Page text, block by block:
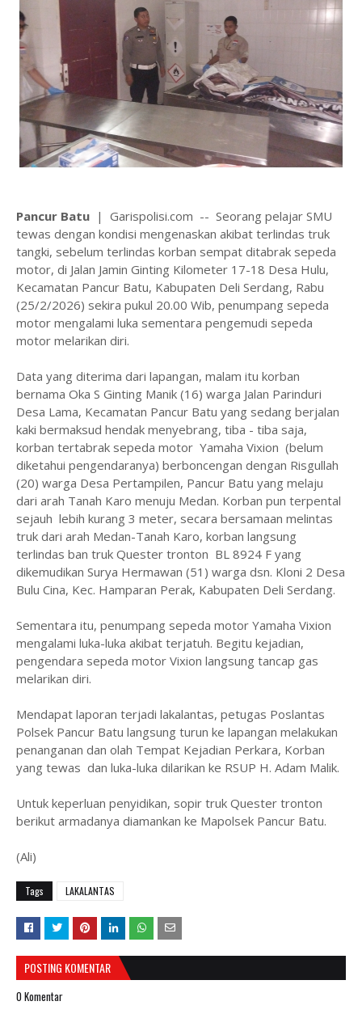
Pancur Batu | Garispolisi.com -- Seorang pelajar SMU
tewas dengan kondisi mengenaskan akibat terlindas truk
tangki, sebelum terlindas korban sempat ditabrak sepeda
motor, di Jalan Jamin Ginting Kilometer 17-18 Desa Hulu,
Kecamatan Pancur Batu, Kabupaten Deli Serdang, Rabu
(25/2/2026) sekira pukul 20.00 Wib, penumpang sepeda
motor mengalami luka sementara pengemudi sepeda
motor melarikan diri.
Data yang diterima dari lapangan, malam itu korban
bernama Oka S Ginting Manik (16) warga Jalan Parinduri
Desa Lama, Kecamatan Pancur Batu yang sedang berjalan
kaki bermaksud hendak menyebrang, tiba - tiba saja,
korban tertabrak sepeda motor Yamaha Vixion (belum
diketahui pengendaranya) berboncengan dengan Risgullah
(20) warga Desa Pertampilen, Pancur Batu yang melaju
dari arah Tanah Karo menuju Medan. Korban pun terpental
sejauh lebih kurang 3 meter, secara bersamaan melintas
truk dari arah Medan-Tanah Karo, korban langsung
terlindas ban truk Quester tronton BL 8924 F yang
dikemudikan Surya Hermawan (51) warga dsn. Kloni 2 Desa
Bulu Cina, Kec. Hamparan Perak, Kabupaten Deli Serdang.
Sementara itu, penumpang sepeda motor Yamaha Vixion
mengalami luka-luka akibat terjatuh. Begitu kejadian,
pengendara sepeda motor Vixion langsung tancap gas
melarikan diri.
Mendapat laporan terjadi lakalantas, petugas Poslantas
Polsek Pancur Batu langsung turun ke lapangan melakukan
penanganan dan olah Tempat Kejadian Perkara, Korban
yang tewas dan luka-luka dilarikan ke RSUP H. Adam Malik.
Untuk keperluan penyidikan, sopir truk Quester tronton
berikut armadanya diamankan ke Mapolsek Pancur Batu.
(Ali)
Tags LAKALANTAS
POSTING KOMENTAR
0 Komentar